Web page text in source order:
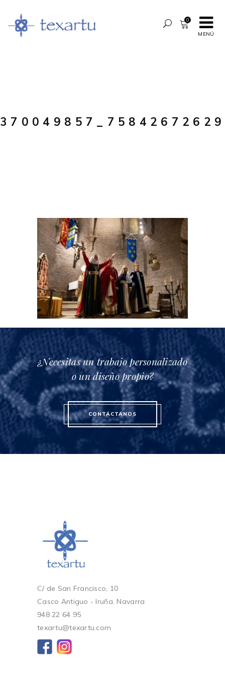
MENÚ
0
¿Necesitas un trabajo personalizado
o un diseño propio?
CONTÁCTANOS
C/ de San Francisco, 10
Casco Antiguo - Iruña. Navarra
948 22 64 95
texartu@texartu.com